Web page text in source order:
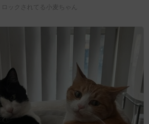
ロックされてる小麦ちゃん